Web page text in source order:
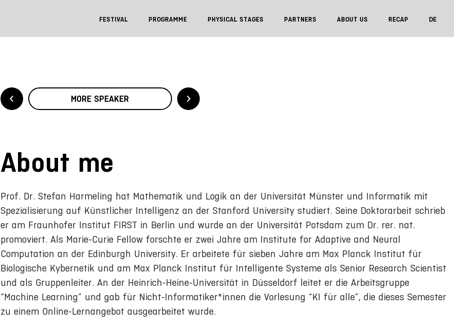
FESTIVAL PROGRAMME PHYSICAL STAGES PARTNERS ABOUT US RECAP DE
MORE SPEAKER
About me
Prof. Dr. Stefan Harmeling hat Mathematik und Logik an der Universität Münster und Informatik mit
Spezialisierung auf Künstlicher Intelligenz an der Stanford University studiert. Seine Doktorarbeit schrieb
er am Fraunhofer Institut FIRST in Berlin und wurde an der Universität Potsdam zum Dr. rer. nat.
promoviert. Als Marie-Curie Fellow forschte er zwei Jahre am Institute for Adaptive and Neural
Computation an der Edinburgh University. Er arbeitete für sieben Jahre am Max Planck Institut für
Biologische Kybernetik und am Max Planck Institut für Intelligente Systeme als Senior Research Scientist
und als Gruppenleiter. An der Heinrich-Heine-Universität in Düsseldorf leitet er die Arbeitsgruppe
“Machine Learning” und gab für Nicht-Informatiker*innen die Vorlesung “KI für alle”, die dieses Semester
zu einem Online-Lernangebot ausgearbeitet wurde.